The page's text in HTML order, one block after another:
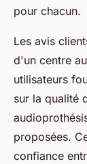
pour chacun.
Les avis
d'un centre
utilisateurs
sur la qualité
proposées.
confiance